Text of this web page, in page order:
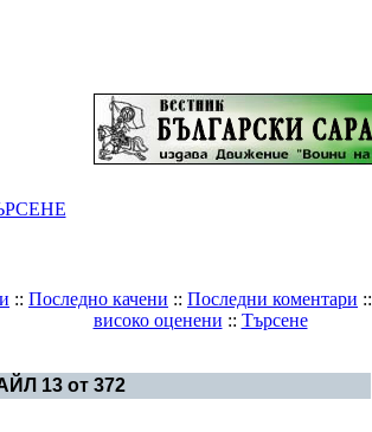
:: Последно качени :: Последни коментари ::
високо оценени :: Търсене
13 от 372